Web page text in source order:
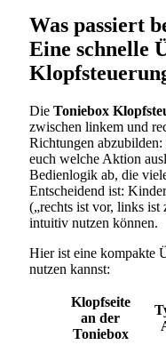
Was passiert
Eine schnelle
Die Toniebox
zwischen linkem und
Richtungen
euch welche Aktion
Bedienlogik ab, die
Entscheidend ist:
(„rechts ist vor, links ist
intuitiv nutzen können.
Hier ist eine kompakte
nutzen kannst:
Klopfseite
an der
Toniebox